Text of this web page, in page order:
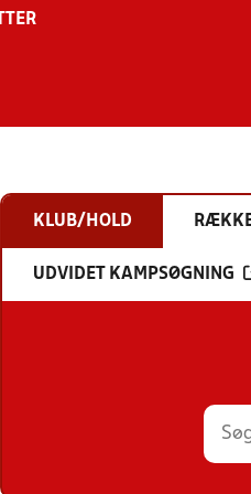
KLUB/HOLD
UDVIDET KAMPSØGNING